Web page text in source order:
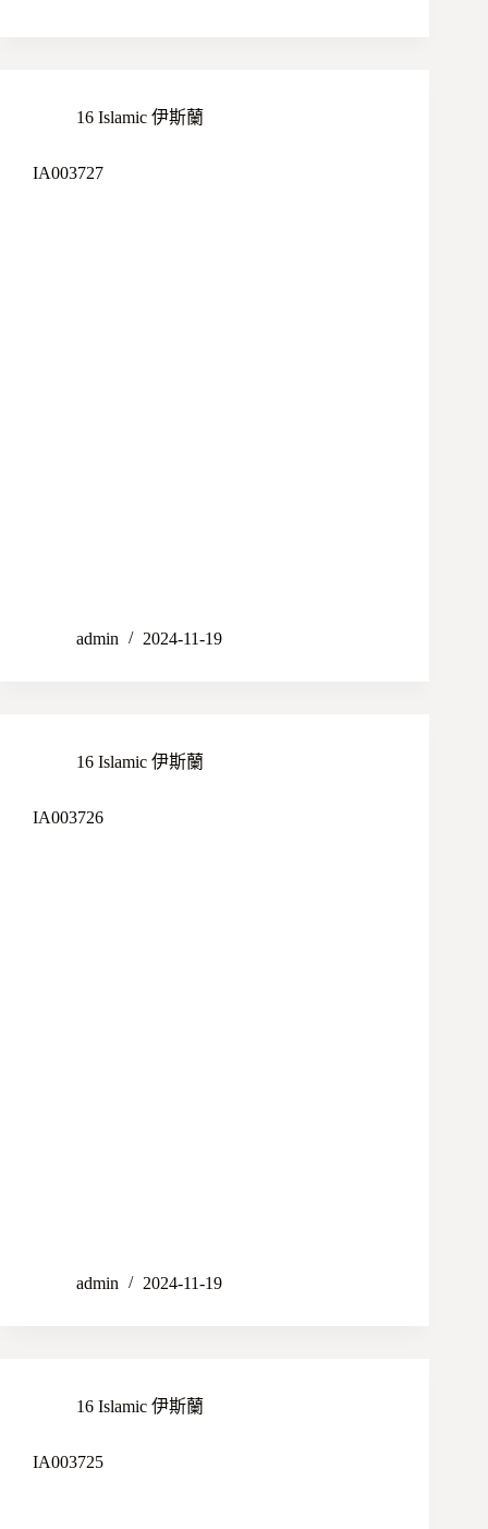
16 Islamic 伊斯蘭
IA003727
admin 2024-11-19
16 Islamic 伊斯蘭
IA003726
admin 2024-11-19
16 Islamic 伊斯蘭
IA003725